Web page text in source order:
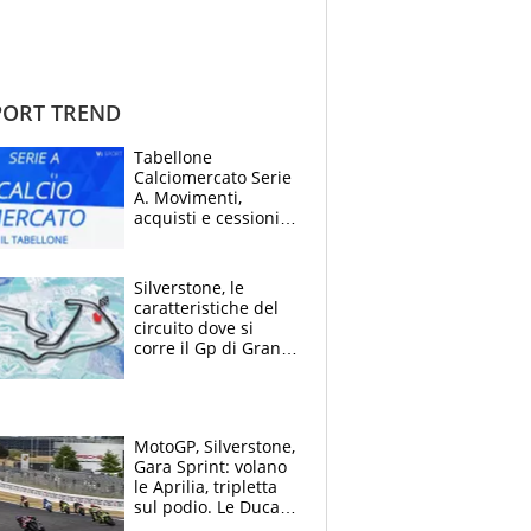
TREND
Tabellone
Calciomercato Serie
A. Movimenti,
acquisti e cessioni:
Silverstone, le
caratteristiche del
circuito dove si
corre il Gp di Gran
MotoGP, Silverstone,
Gara Sprint: volano
le Aprilia, tripletta
sul podio. Le Ducati